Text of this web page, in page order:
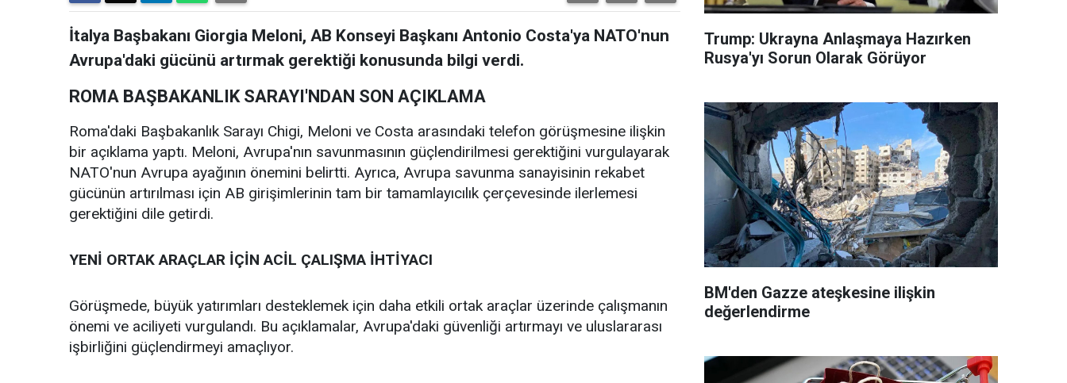
İtalya Başbakanı Giorgia Meloni, AB Konseyi Başkanı Antonio Costa'ya NATO'nun
Avrupa'daki gücünü artırmak gerektiği konusunda bilgi verdi.
ROMA BAŞBAKANLIK SARAYI'NDAN SON AÇIKLAMA
Roma'daki Başbakanlık Sarayı Chigi, Meloni ve Costa arasındaki telefon görüşmesine ilişkin
bir açıklama yaptı. Meloni, Avrupa'nın savunmasının güçlendirilmesi gerektiğini vurgulayarak
NATO'nun Avrupa ayağının önemini belirtti. Ayrıca, Avrupa savunma sanayisinin rekabet
gücünün artırılması için AB girişimlerinin tam bir tamamlayıcılık çerçevesinde ilerlemesi
gerektiğini dile getirdi.
YENİ ORTAK ARAÇLAR İÇİN ACİL ÇALIŞMA İHTİYACI
Görüşmede, büyük yatırımları desteklemek için daha etkili ortak araçlar üzerinde çalışmanın
önemi ve aciliyeti vurgulandı. Bu açıklamalar, Avrupa'daki güvenliği artırmayı ve uluslararası
işbirliğini güçlendirmeyi amaçlıyor.
Trump: Ukrayna Anlaşmaya Hazırken
Rusya'yı Sorun Olarak Görüyor
BM'den Gazze ateşkesine ilişkin
değerlendirme